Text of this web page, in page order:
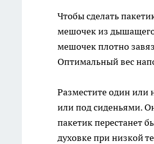
Чтобы сделать
мешочек из дышащего
мешочек плотно
Оптимальный вес
Разместите один или
или под сиденьями.
пакетик перестанет
духовке при низкой